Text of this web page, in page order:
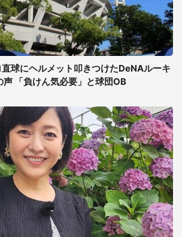
球にヘルメット叩きつけたDeNAルーキ
声 「負けん気必要」と球団OB